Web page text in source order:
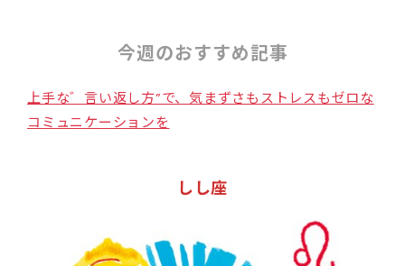
今週のおすすめ記事
上手な゛言い返し方”で、気まずさもストレスもゼロな
コミュニケーションを
しし座